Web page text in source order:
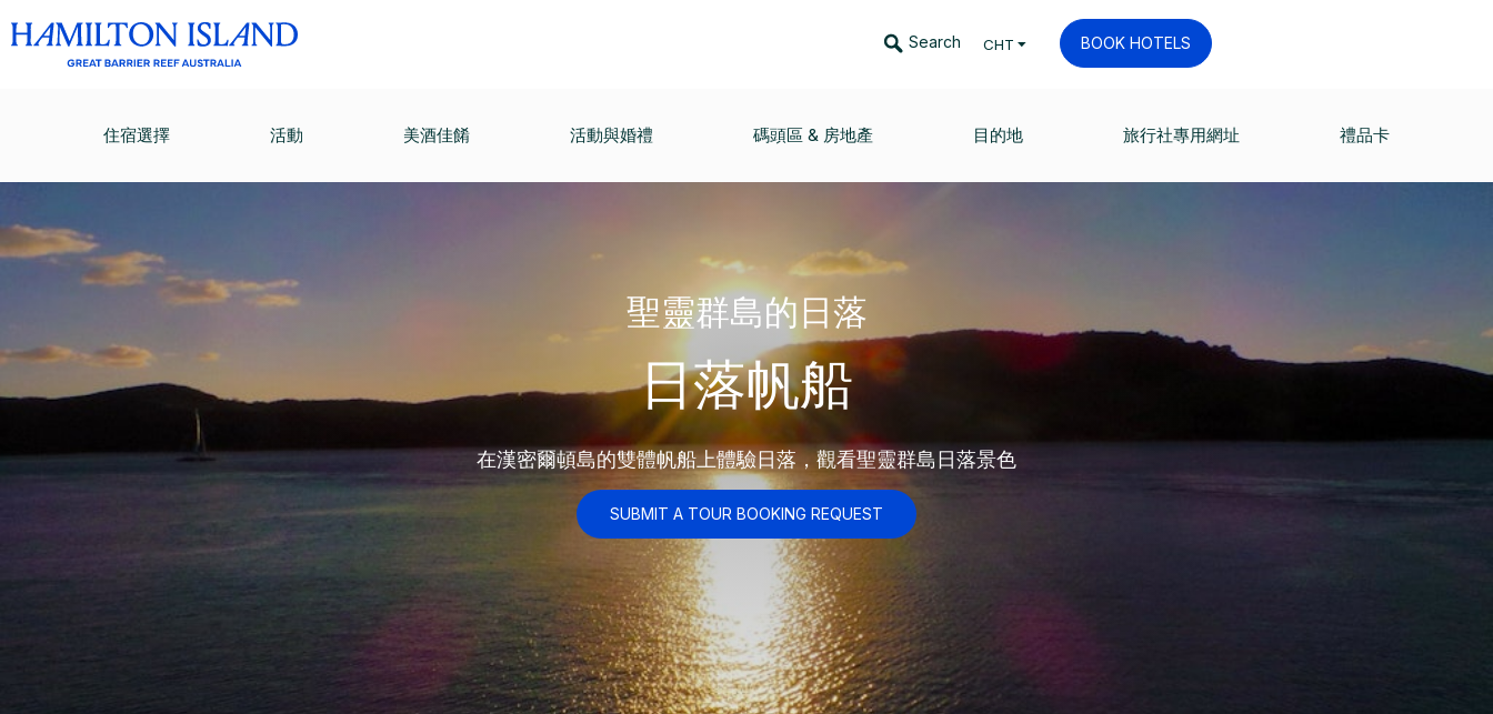
Search CHT BOOK HOTELS
住宿選擇 活動 美酒佳餚 活動與婚禮 碼頭區 & 房地產 目的地 旅行社專用網址 禮品卡
聖靈群島的日落
日落帆船
在漢密爾頓島的雙體帆船上體驗日落，觀看聖靈群島日落景色
SUBMIT A TOUR BOOKING REQUEST